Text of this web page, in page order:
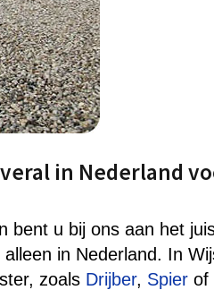
in Nederland
bent u bij ons aan het
in Nederland. In
zoals Drijber, Spier of